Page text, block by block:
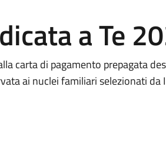
a Te
carta di pagamento prepagata
ai nuclei familiari selezionati da